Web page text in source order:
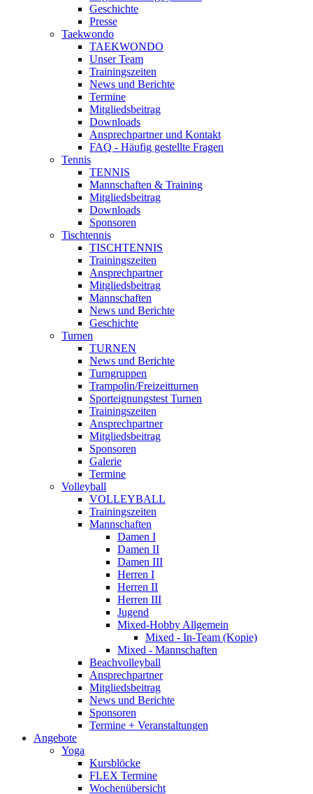
Geschichte
Presse
Taekwondo
TAEKWONDO
Unser Team
Trainingszeiten
News und Berichte
Termine
Mitgliedsbeitrag
Downloads
Ansprechpartner und Kontakt
FAQ - Häufig gestellte Fragen
Tennis
TENNIS
Mannschaften & Training
Mitgliedsbeitrag
Downloads
Sponsoren
Tischtennis
TISCHTENNIS
Trainingszeiten
Ansprechpartner
Mitgliedsbeitrag
Mannschaften
News und Berichte
Geschichte
Turnen
TURNEN
News und Berichte
Turngruppen
Trampolin/Freizeitturnen
Sporteignungstest Turnen
Trainingszeiten
Ansprechpartner
Mitgliedsbeitrag
Sponsoren
Galerie
Termine
Volleyball
VOLLEYBALL
Trainingszeiten
Mannschaften
Damen I
Damen II
Damen III
Herren I
Herren II
Herren III
Jugend
Mixed-Hobby Allgemein
Mixed - In-Team (Kopie)
Mixed - Mannschaften
Beachvolleyball
Ansprechpartner
Mitgliedsbeitrag
News und Berichte
Sponsoren
Termine + Veranstaltungen
Angebote
Yoga
Kursblöcke
FLEX Termine
Wochenübersicht